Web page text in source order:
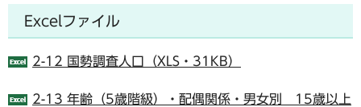
Excelファイル
2-12 国勢調査人口（XLS・31KB）
2-13 年齢（5歳階級）・配偶関係・男女別 15歳以上